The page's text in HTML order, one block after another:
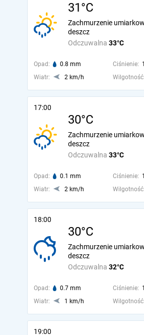
31°C
Odczuwalna 33°C
Zachmurzenie
deszcz
Opad: 0.8 mm Ciśnienie:
Wiatr:
2 km/h Wilgotność:
17:00
30°C
Odczuwalna 33°C
Zachmurzenie
deszcz
Opad: 0.1 mm Ciśnienie:
Wiatr:
2 km/h Wilgotność:
18:00
30°C
Odczuwalna 32°C
Zachmurzenie
deszcz
Opad: 0.7 mm Ciśnienie:
Wiatr:
1 km/h Wilgotność:
19:00